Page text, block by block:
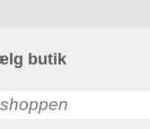
butik